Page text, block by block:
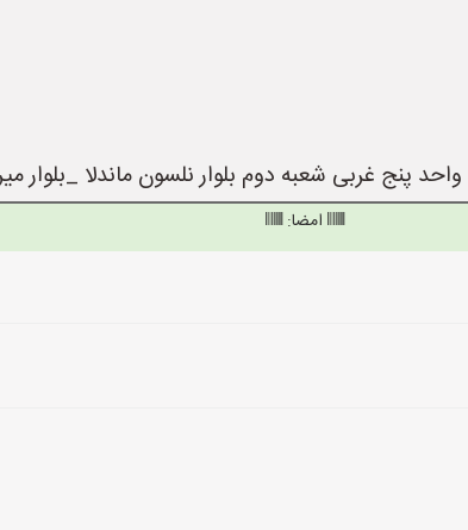
امضا: